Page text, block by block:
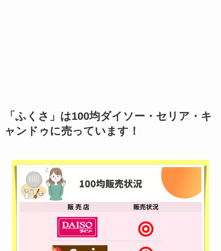
「ふくさ」は100均ダイソー・セリア・キ
ャンドゥに売っています！